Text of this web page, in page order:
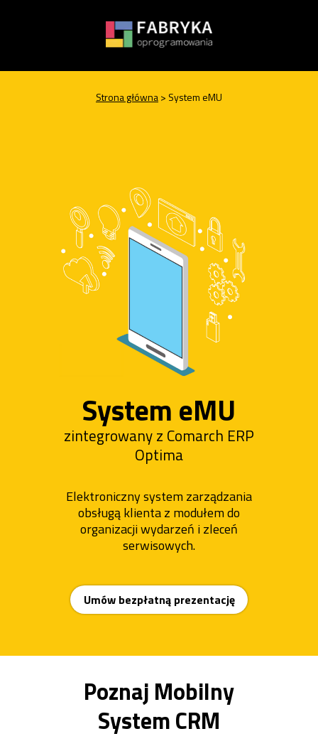
Przycisk
Strona główna> System eMU
System eMU
Elektroniczny system zarządzania
obsługą klienta z modułem do
organizacji wydarzeń i zleceń
serwisowych.
zintegrowany z Comarch ERP
Optima
Umów bezpłatną prezentację
Poznaj Mobilny
System CRM